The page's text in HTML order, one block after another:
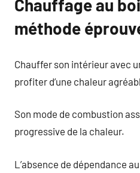
Chauffage au
méthode
Chauffer son intérieur avec
profiter d’une chaleur
Son mode de combustion
progressive de la chaleur.
L’absence de dépendance